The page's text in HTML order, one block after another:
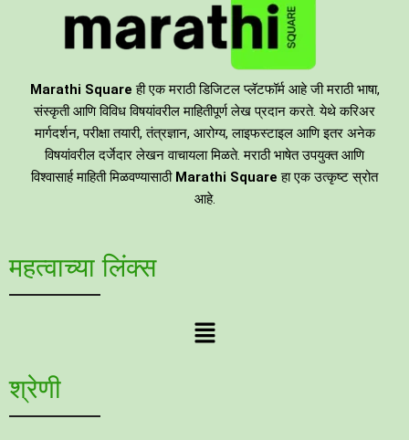
Marathi Square ही एक मराठी डिजिटल प्लॅटफॉर्म आहे जी मराठी भाषा,
संस्कृती आणि विविध विषयांवरील माहितीपूर्ण लेख प्रदान करते. येथे करिअर
मार्गदर्शन, परीक्षा तयारी, तंत्रज्ञान, आरोग्य, लाइफस्टाइल आणि इतर अनेक
विषयांवरील दर्जेदार लेखन वाचायला मिळते. मराठी भाषेत उपयुक्त आणि
विश्वासार्ह माहिती मिळवण्यासाठी Marathi Square हा एक उत्कृष्ट स्रोत
आहे.
महत्वाच्या लिंक्स
Menu
श्रेणी